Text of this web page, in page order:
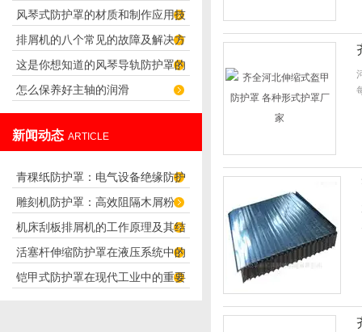
风琴式防护罩的材质和制作应用技
巧
排屑机的八个常见的故障及解决方
法
这是你想知道的风琴导轨防护罩的
连接方法吗？
怎么保养好主轴的润滑
新闻动态 ARTICLE
青稞纸防护罩：电气设备绝缘防护
专用方案
雕刻机防护罩：高效阻隔木屑粉
尘，守护设备精度与安全
机床刮板排屑机的工作原理及其结
构分析
活塞杆伸缩防护罩在液压系统中的
应用
铠甲式防护罩在现代工业中的重要